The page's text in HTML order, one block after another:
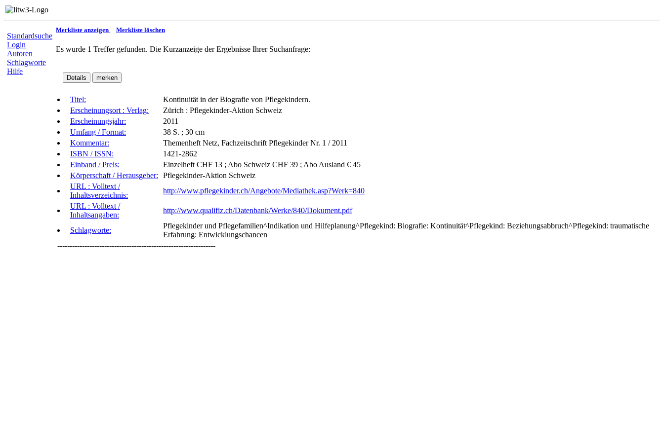
Standardsuche
Login
Autoren
Schlagworte
Hilfe
Merkliste anzeigen Merkliste löschen
Es wurde 1 Treffer gefunden. Die Kurzanzeige der Ergebnisse Ihrer Suchanfrage:
Titel:
Kontinuität in der Biografie von Pflegekindern.
Erscheinungsort : Verlag:
Zürich : Pflegekinder-Aktion Schweiz
Erscheinungsjahr:
2011
Umfang / Format:
38 S. ; 30 cm
Kommentar:
Themenheft Netz, Fachzeitschrift Pflegekinder Nr. 1 / 2011
ISBN / ISSN:
1421-2862
Einband / Preis:
Einzelheft CHF 13 ; Abo Schweiz CHF 39 ; Abo Ausland € 45
Körperschaft / Herausgeber:
Pflegekinder-Aktion Schweiz
URL : Volltext /
Inhaltsverzeichnis:
http://www.pflegekinder.ch/Angebote/Mediathek.asp?Werk=840
URL : Volltext /
Inhaltsangaben:
http://www.qualifiz.ch/Datenbank/Werke/840/Dokument.pdf
Schlagworte:
Pflegekinder und Pflegefamilien^Indikation und Hilfeplanung^Pflegekind: Biografie: Kontinuität^Pflegekind: Beziehungsabbruch^Pflegekind: traumatische
Erfahrung: Entwicklungschancen
----------------------------------------------------------------